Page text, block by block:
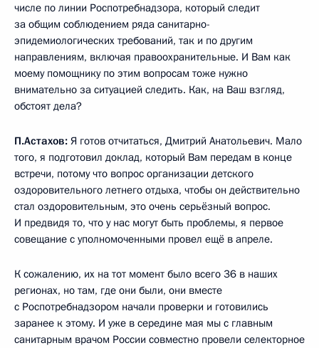
числе по линии Роспотребнадзора, который следит
за общим соблюдением ряда санитарно-
эпидемиологических требований, так и по другим
направлениям, включая правоохранительные. И Вам как
моему помощнику по этим вопросам тоже нужно
внимательно за ситуацией следить. Как, на Ваш взгляд,
обстоят дела?
П.Астахов: Я готов отчитаться, Дмитрий Анатольевич. Мало
того, я подготовил доклад, который Вам передам в конце
встречи, потому что вопрос организации детского
оздоровительного летнего отдыха, чтобы он действительно
стал оздоровительным, это очень серьёзный вопрос.
И предвидя то, что у нас могут быть проблемы, я первое
совещание с уполномоченными провел ещё в апреле.
К сожалению, их на тот момент было всего 36 в наших
регионах, но там, где они были, они вместе
с Роспотребнадзором начали проверки и готовились
заранее к этому. И уже в середине мая мы с главным
санитарным врачом России совместно провели селекторное